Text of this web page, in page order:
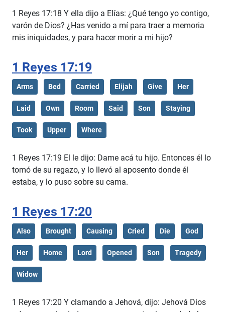
1 Reyes 17:18 Y ella dijo a Elías: ¿Qué tengo yo contigo,
varón de Dios? ¿Has venido a mí para traer a memoria
mis iniquidades, y para hacer morir a mi hijo?
1 Reyes 17:19
Arms Bed Carried Elijah Give Her
Laid Own Room Said Son Staying
Took Upper Where
1 Reyes 17:19 El le dijo: Dame acá tu hijo. Entonces él lo
tomó de su regazo, y lo llevó al aposento donde él
estaba, y lo puso sobre su cama.
1 Reyes 17:20
Also Brought Causing Cried Die God
Her Home Lord Opened Son Tragedy
Widow
1 Reyes 17:20 Y clamando a Jehová, dijo: Jehová Dios